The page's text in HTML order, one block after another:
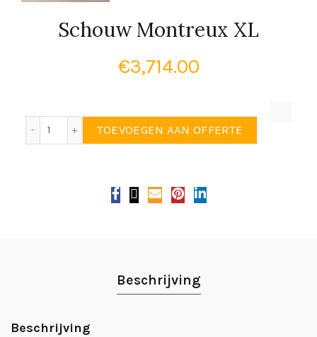
Schouw Montreux XL
€3,714.00
TOEVOEGEN AAN OFFERTE
Beschrijving
Beschrijving